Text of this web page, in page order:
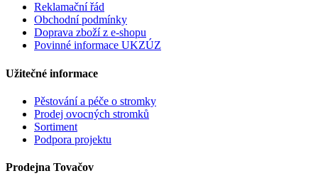
Reklamační řád
Obchodní podmínky
Doprava zboží z e-shopu
Povinné informace UKZÚZ
Užitečné informace
Pěstování a péče o stromky
Prodej ovocných stromků
Sortiment
Podpora projektu
Prodejna Tovačov